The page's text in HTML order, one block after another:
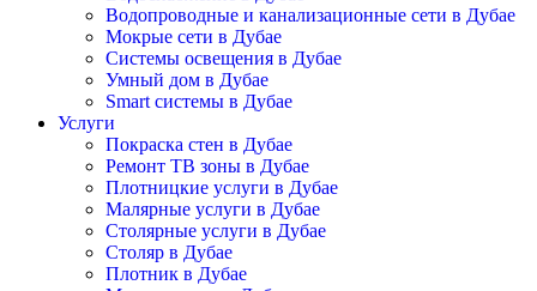
Водопроводные и канализационные сети в Дубае
Мокрые сети в Дубае
Системы освещения в Дубае
Умный дом в Дубае
Smart системы в Дубае
Услуги
Покраска стен в Дубае
Ремонт ТВ зоны в Дубае
Плотницкие услуги в Дубае
Малярные услуги в Дубае
Столярные услуги в Дубае
Столяр в Дубае
Плотник в Дубае